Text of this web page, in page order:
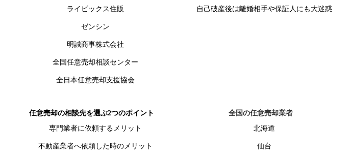
ライビックス住販
ゼンシン
明誠商事株式会社
全国任意売却相談センター
全日本任意売却支援協会
自己破産後は離婚相手や保証人にも大迷惑
任意売却の相談先を選ぶ2つのポイント
専門業者に依頼するメリット
不動産業者へ依頼した時のメリット
全国の任意売却業者
北海道
仙台